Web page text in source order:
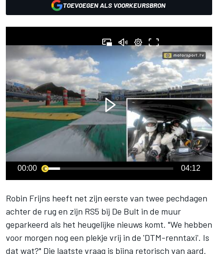
TOEVOEGEN ALS VOORKEURSBRON
00:00 04:12
Robin Frijns heeft net zijn eerste van twee pechdagen
achter de rug en zijn RS5 bij De Bult in de muur
geparkeerd als het heugelijke nieuws komt. "We hebben
voor morgen nog een plekje vrij in de 'DTM-renntaxi'. Is
dat wat?" Die laatste vraag is bijna retorisch van aard.